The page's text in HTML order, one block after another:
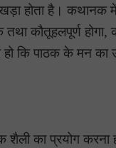
खड़ा होता है। कथानक
कौतूहलपूर्ण होगा,
कि पाठक के मन का
शैली का प्रयोग करना